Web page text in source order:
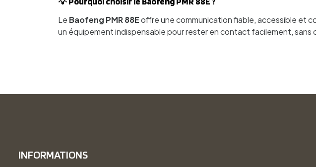
Le Baofeng PMR 88Eoffre une communication fiable, accessible et
un équipement indispensable pour rester en contact facilement, sans
INFORMATIONS